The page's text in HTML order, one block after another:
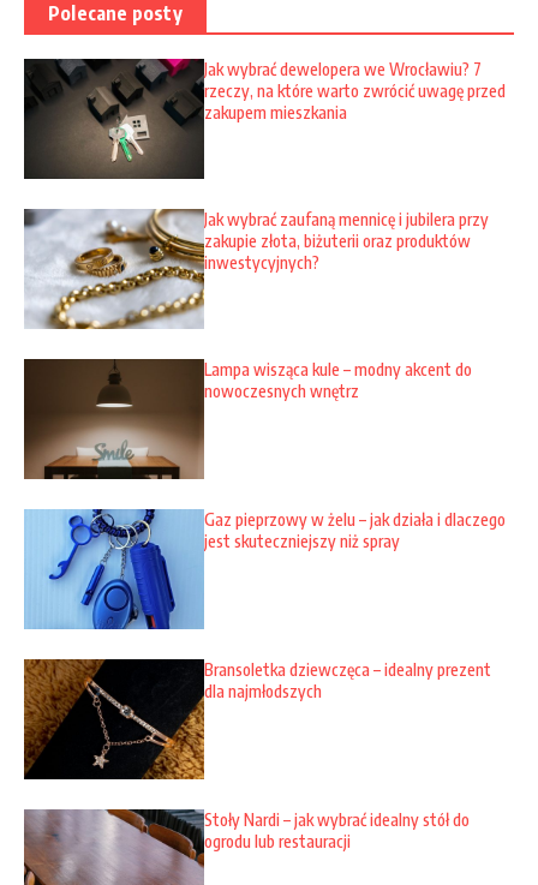
Polecane posty
Jak wybrać dewelopera we Wrocławiu? 7
rzeczy, na które warto zwrócić uwagę przed
zakupem mieszkania
Jak wybrać zaufaną mennicę i jubilera przy
zakupie złota, biżuterii oraz produktów
inwestycyjnych?
Lampa wisząca kule – modny akcent do
nowoczesnych wnętrz
Gaz pieprzowy w żelu – jak działa i dlaczego
jest skuteczniejszy niż spray
Bransoletka dziewczęca – idealny prezent
dla najmłodszych
Stoły Nardi – jak wybrać idealny stół do
ogrodu lub restauracji